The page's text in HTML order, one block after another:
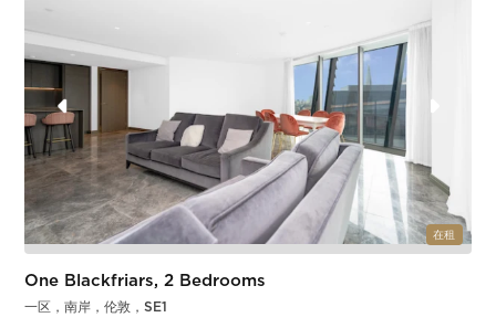
在租
One Blackfriars, 2 Bedrooms
一区，南岸，伦敦，SE1